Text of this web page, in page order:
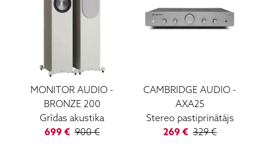
MONITOR AUDIO -
BRONZE 200
Grīdas akustika
699€ 900€
CAMBRIDGE AUDIO -
AXA25
Stereo pastiprinātājs
269€ 329€